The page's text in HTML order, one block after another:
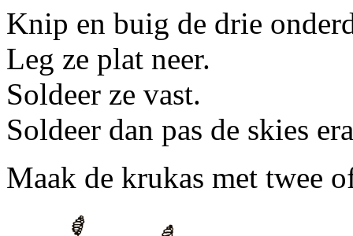
Knip en buig de drie
Leg ze plat neer.
Soldeer ze vast.
Soldeer dan pas de skies
Maak de krukas met twee